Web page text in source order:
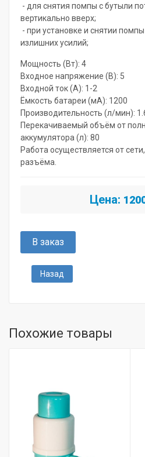
- для снятия помпы с бутыли
вертикально вверх;
- при установке и снятии
излишних усилий;
Мощность (Вт): 4
Входное напряжение (В): 5
Входной ток (A): 1-2
Ёмкость батареи (мА): 1200
Производительность (л/мин):
Перекачиваемый объём от
аккумулятора (л): 80
Работа осуществляется от
разъёма.
Цена:
В заказ
Назад
Похожие товары